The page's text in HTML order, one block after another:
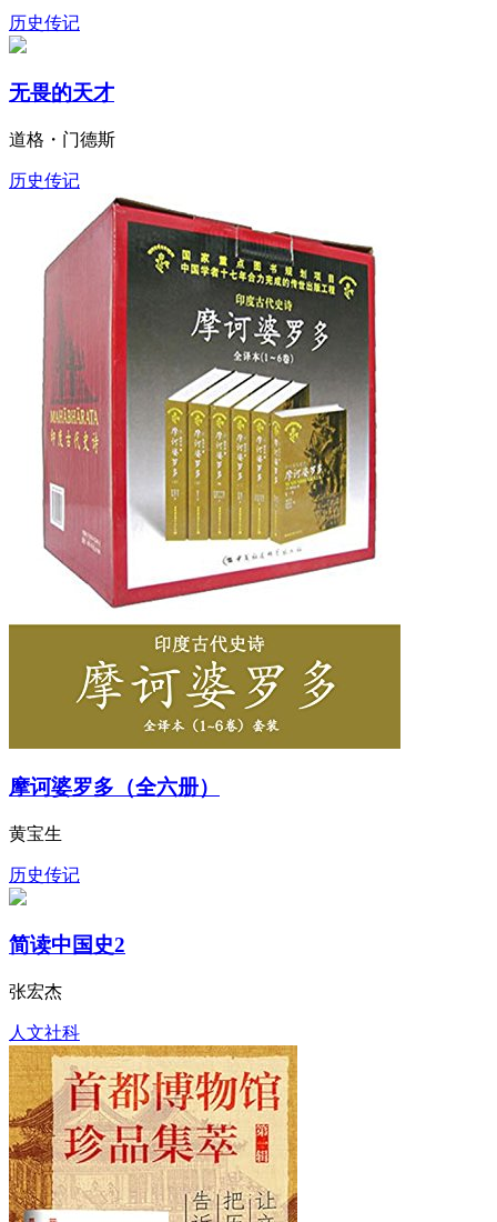
历史传记
无畏的天才
道格・门德斯
历史传记
摩诃婆罗多（全六册）
黄宝生
历史传记
简读中国史2
张宏杰
人文社科